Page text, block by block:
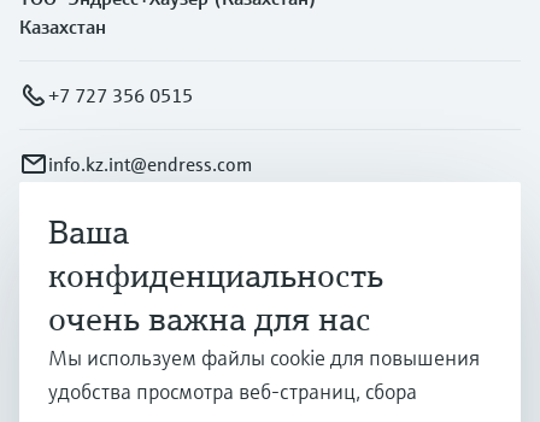
Казахстан
+7 727 356 0515
info.kz.int@endress.com
Продукты и услуги
Отрасли
Ваша
конфиденциальность
очень важна для нас
Мы используем файлы cookie для повышения
удобства просмотра веб-страниц, сбора